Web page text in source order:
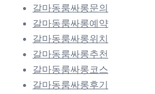
갈마동룸싸롱문의
갈마동룸싸롱예약
갈마동룸싸롱위치
갈마동룸싸롱추천
갈마동룸싸롱코스
갈마동룸싸롱후기